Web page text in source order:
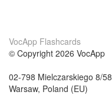
VocApp Flashcards
© Copyright 2026 VocApp
02-798 Mielczarskiego 8/58
Warsaw, Poland (EU)